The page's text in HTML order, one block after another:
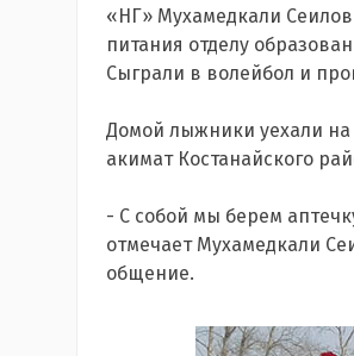
«НГ» Мухамедкали
питания отделу
Сыграли в волейбол и
Домой лыжники уехали
акимат Костанайского
- С собой мы берем
отмечает Мухамедкали
общение.